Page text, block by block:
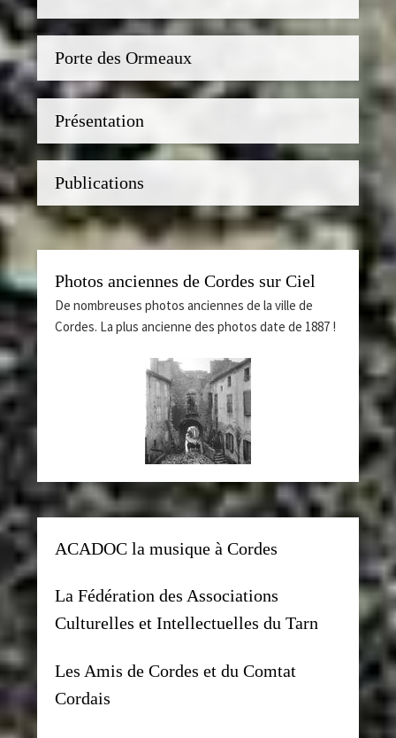
Porte des Ormeaux
Présentation
Publications
Photos anciennes de Cordes sur Ciel
De nombreuses photos anciennes de la ville de
Cordes. La plus ancienne des photos date de 1887 !
ACADOC la musique à Cordes
La Fédération des Associations
Culturelles et Intellectuelles du Tarn
Les Amis de Cordes et du Comtat
Cordais